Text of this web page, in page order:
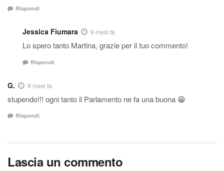
Rispondi
Jessica Fiumara 9 mesi fa
Lo spero tanto Martina, grazie per il tuo commento!
Rispondi
G. 9 mesi fa
stupendo!!! ogni tanto il Parlamento ne fa una buona 😁
Rispondi
Lascia un commento